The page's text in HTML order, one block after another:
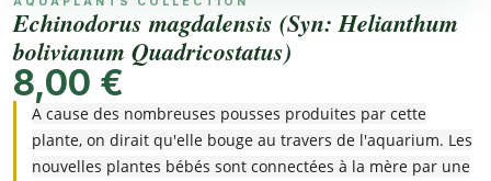
Echinodorus magdalensis (Syn: Helianthum
bolivianum Quadricostatus)
8,00 €
A cause des nombreuses pousses produites par cette
plante, on dirait qu'elle bouge au travers de l'aquarium. Les
nouvelles plantes bébés sont connectées à la mère par une